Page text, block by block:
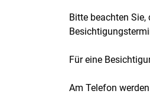
Bitte beachten
Für eine
Am Telefon